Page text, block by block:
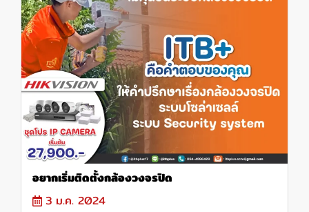
อยากเริ่มติดตั้งกล้องวงจรปิด
3 ม.ค. 2024